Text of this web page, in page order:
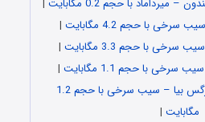
با حجم 0.2 مگابایت
|
سرخی با حجم 4.2 مگابایت
|
با حجم 3.3 مگابایت
|
با حجم 1.1 مگابایت
|
گل نرگس بیا ای گل نرگس بیا – سیب سرخی با حجم 1.2
مگابایت |